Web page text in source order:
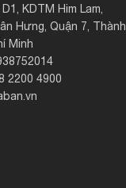
KDTM Him Lam,
Hưng, Quận 7, Thành
Minh
2200 4900